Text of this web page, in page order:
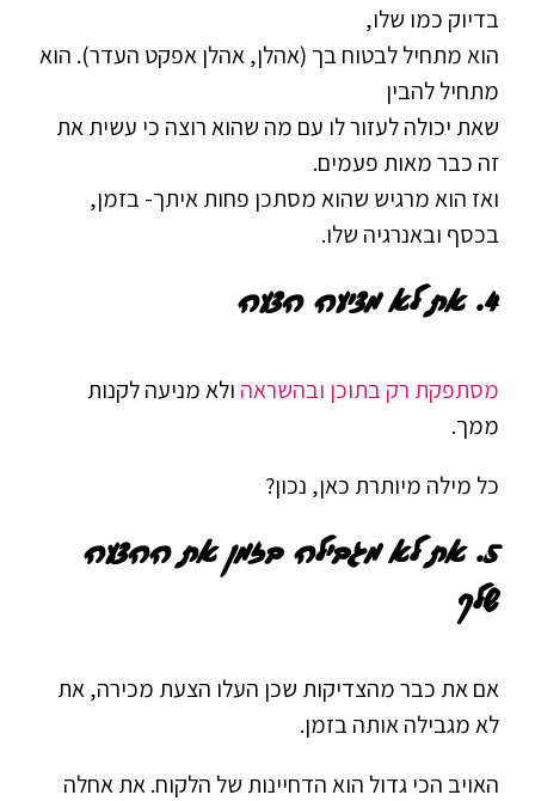
בדיוק כמו שלו,
הוא מתחיל לבטוח בך (אהלן, אהלן אפקט העדר). הוא
מתחיל להבין
שאת יכולה לעזור לו עם מה שהוא רוצה כי עשית את
זה כבר מאות פעמים.
ואז הוא מרגיש שהוא מסתכן פחות איתך- בזמן,
בכסף ובאנרגיה שלו.
4. את לא מציעה הצעה
מסתפקת רק בתוכן ובהשראה ולא מניעה לקנות
ממך.
כל מילה מיותרת כאן, נכון?
5. את לא מגבילה בזמן את ההצעה
שלך
אם את כבר מהצדיקות שכן העלו הצעת מכירה, את
לא מגבילה אותה בזמן.
האויב הכי גדול הוא הדחיינות של הלקוח. את אחלה